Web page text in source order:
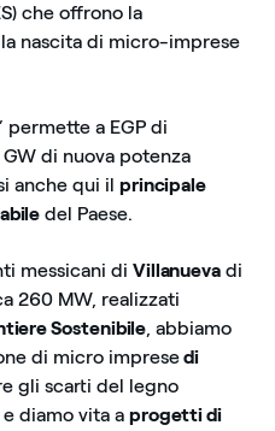
che offrono la
nascita di micro-imprese
permette a EGP di
di nuova potenza
anche qui il principale
del Paese.
messicani di Villanueva di
260 MW, realizzati
Sostenibile, abbiamo
di micro impresedi
gli scarti del legno
diamo vita a progetti di